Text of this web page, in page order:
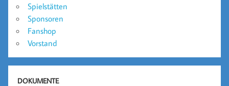
Spielstätten
Sponsoren
Fanshop
Vorstand
DOKUMENTE